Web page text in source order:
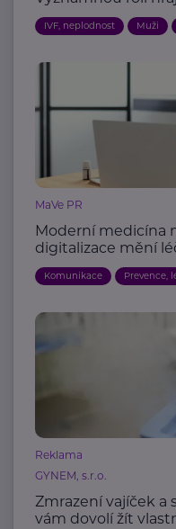
IVF, neplodnost Muži
MaVe PR
Moderní medicína
digitalizace mění
Komunikace Prevence,
Reklama
GYNEM, s.r.o.
Zmrazení vajíček a
vám dovolí žít